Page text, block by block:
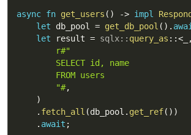
async fn get_users ( ) -> impl
let db_pool = get_db_pool ( ) .
let result = sqlx:: query_as ::<_ ,
r#"
        SELECT id, name
        FROM users
        "#
,
)
. fetch_all (db_pool . get_ref( ) )
. await ;